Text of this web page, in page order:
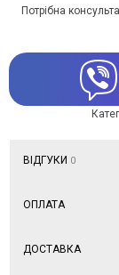
Потрібна
ВІДГУКИ 0
ОПЛАТА
ДОСТАВКА